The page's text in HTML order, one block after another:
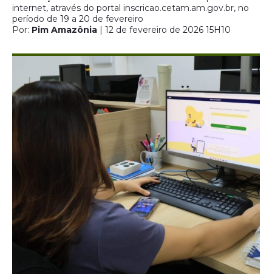
internet, através do portal inscricao.cetam.am.gov.br, no
período de 19 a 20 de fevereiro
Por: Pim Amazônia | 12 de fevereiro de 2026 15H10